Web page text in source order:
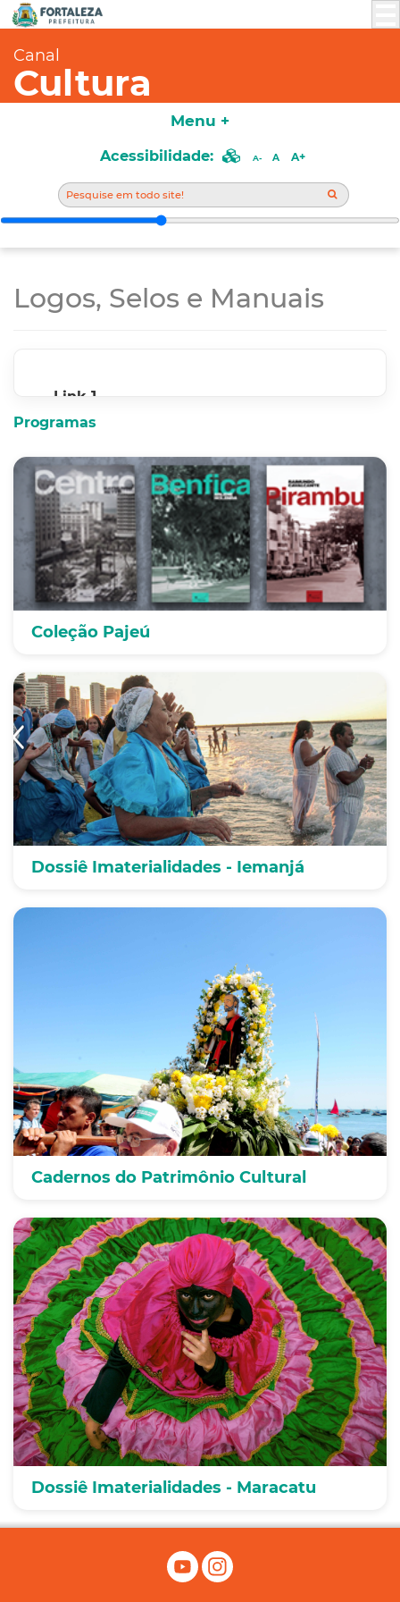
Canal
Cultura
Menu +
Acessibilidade:
A
Logos, Selos e Manuais
Link 1
Programas
Coleção Pajeú
Dossiê Imaterialidades - Iemanjá
Cadernos do Patrimônio Cultural
Dossiê Imaterialidades - Maracatu